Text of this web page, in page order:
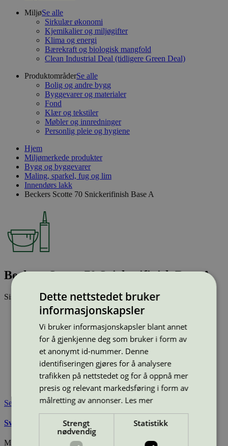
MiljøSe alle
Sirkulær økonomi
Kjemikalier og miljøgifter
Klima og energi
Bærekraft og biologisk mangfold
Clean Industrial Deal (tidligere Green Deal)
ProduktområderSe alle
Bolig og andre bygg
Byggevarer og materialer
Fond
Klær og tekstiler
Møbler og innredninger
Personlig pleie og hygiene
Hjem
Miljømerkede produkter
Bygg og byggevarer
Maling, sparkel, fug og lim
Innendørs lakk
Beckers Scotte 70 Snickerifinish Base A
Beckers Scotte 70 Snickerifinish Base A
Sist oppdatert25 feb 2026
Type: Innendørs lakk
Lisensnummer:
4096 0027 4096 0001 )
Miljømerke: Svanemerket
Merkevare:
Beckers
Merkevare nettside: https://beckers.no/
Lisensinnehaver: Tikkurila Oyj
Lisensinnehaver nettside: http://www.tikkurila.com
Tilgjengelig i: Norge, Sverige, Danmark
Se også
Svanemerkets krav til maling, beis og lakk
Miljømerking Norge
Dette nettstedet bruker
informasjonskapsler
Vi bruker informasjonskapsler blant annet
for å gjenkjenne deg som bruker i form av
et anonymt id-nummer. Denne
identifiseringen gjøres for å analysere
trafikken på nettstedet og for å oppnå mer
presis og relevant markedsføring i form av
målretting av annonser. Les mer
Strengt
nødvendig
Statistikk